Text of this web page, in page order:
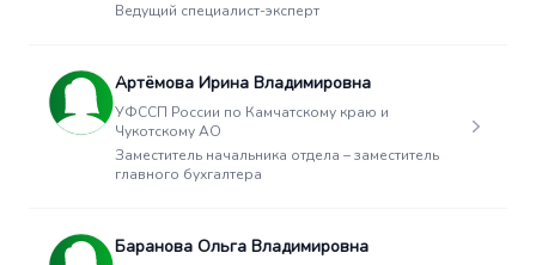
Ведущий специалист-эксперт
Артёмова Ирина Владимировна
УФССП России по Камчатскому краю и
Чукотскому АО
Заместитель начальника отдела – заместитель
главного бухгалтера
Баранова Ольга Владимировна